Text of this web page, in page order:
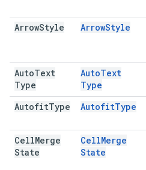
ArrowStyle ArrowStyle
AutoText
Type
AutoText
Type
AutofitType AutofitType
CellMerge
State
CellMerge
State